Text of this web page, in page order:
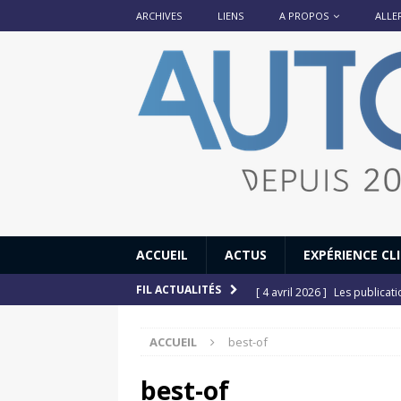
ARCHIVES LIENS A PROPOS
ACCUEIL ACTUS EXPÉRIENCE
FIL ACTUALITÉS [ 4 avril 2026 ] Les
[ 12 juillet 2025 ]
ACCUEIL best-of
best-of